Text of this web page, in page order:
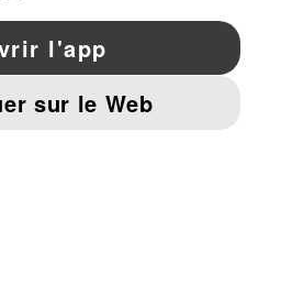
Pinterest
MENTIONS ET DONNÉES LÉGALES